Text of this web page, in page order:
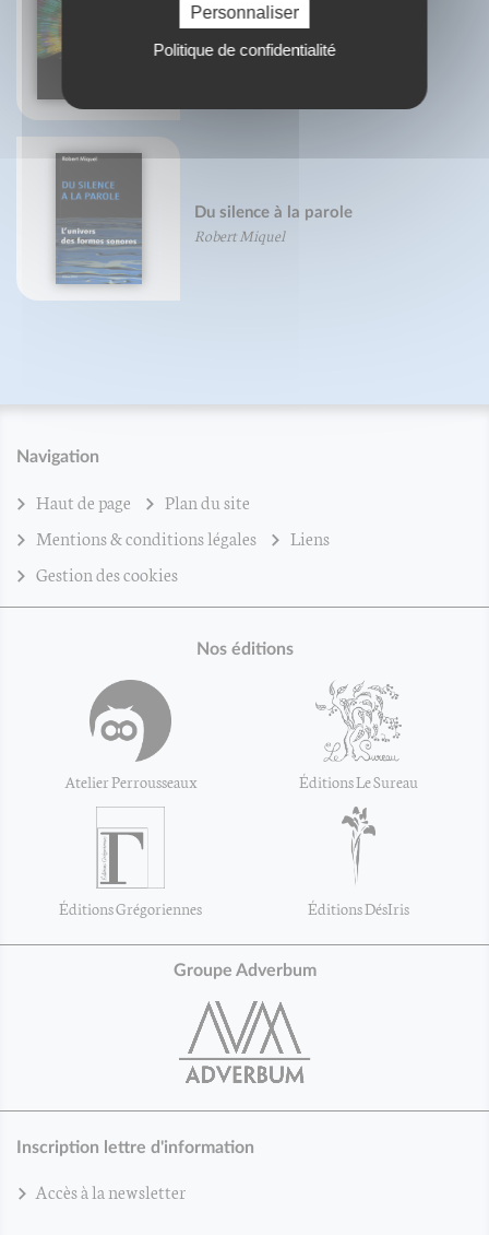
Les couleurs de la lumière
Jean-Marc Charles
Robert Miquel
Du silence à la parole
Robert Miquel
Navigation
Haut de page
Plan du site
Mentions & conditions légales
Liens
Gestion des cookies
Nos éditions
Atelier Perrousseaux Éditions Le Sureau
Éditions Grégoriennes Éditions DésIris
Groupe Adverbum
Inscription lettre d'information
Accès à la newsletter
Personnaliser
Politique de confidentialité